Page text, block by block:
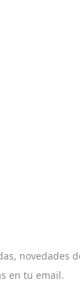
novedades
en tu email.